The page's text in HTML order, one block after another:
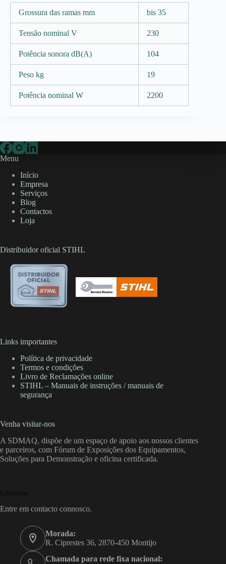
Grossura das ramas mm bis 35
Tensão nominal V 230
Potência sonora dB(A) 104
Peso kg 19
Potência nominal W 2200
Menu
Início
Empresa
Serviços
Blog
Contactos
Loja
Distribuidor oficial STIHL
Links importantes
Política de privacidade
Termos e condições
Livro de Reclamações online
STIHL – Manuais de instruções / manuais de
segurança
Venha visitar-nos
A SDMAQ, dispõe de um espaço de apoio aos nossos clientes
e parceiros, com Fórum de Exposições dos Equipamentos,
Soluções para Demonstração e oficina certificada.
Contactos
Entre em contacto connosco.
Morada:
R. Ciprestes 36, 2870-450 Montijo
Chamada para rede fixa nacional: